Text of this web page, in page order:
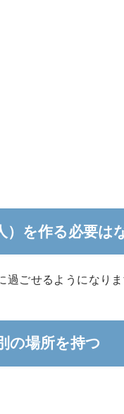
）を作る必要は
ごせるようになりま
の場所を持つ